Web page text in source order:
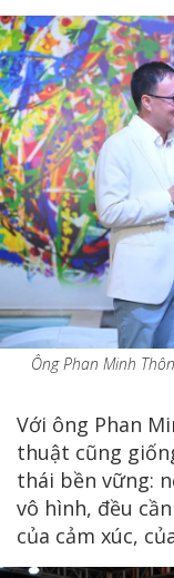
Ông Phan Minh
Với ông Phan
thuật cũng
thái bền vững:
vô hình, đều
của cảm xúc,